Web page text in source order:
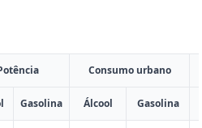
Consumo urbano
Gasolina Álcool Gasolina